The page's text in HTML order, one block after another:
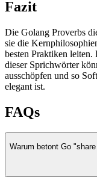
Fazit
Die Golang Proverbs
sie die
besten Praktiken
dieser Sprichwörter
ausschöpfen und so
elegant ist.
FAQs
Warum betont Go